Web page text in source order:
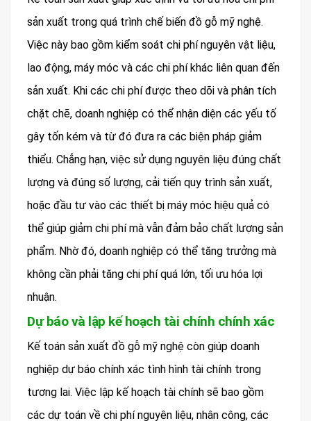
sản xuất trong quá trình chế biến đồ gỗ mỹ nghệ.
Việc này bao gồm kiểm soát chi phí nguyên vật liệu,
lao động, máy móc và các chi phí khác liên quan đến
sản xuất. Khi các chi phí được theo dõi và phân tích
chặt chẽ, doanh nghiệp có thể nhận diện các yếu tố
gây tốn kém và từ đó đưa ra các biện pháp giảm
thiểu. Chẳng hạn, việc sử dụng nguyên liệu đúng chất
lượng và đúng số lượng, cải tiến quy trình sản xuất,
hoặc đầu tư vào các thiết bị máy móc hiệu quả có
thể giúp giảm chi phí mà vẫn đảm bảo chất lượng sản
phẩm. Nhờ đó, doanh nghiệp có thể tăng trưởng mà
không cần phải tăng chi phí quá lớn, tối ưu hóa lợi
nhuận.
Dự báo và lập kế hoạch tài chính chính xác
Kế toán sản xuất đồ gỗ mỹ nghệ còn giúp doanh
nghiệp dự báo chính xác tình hình tài chính trong
tương lai. Việc lập kế hoạch tài chính sẽ bao gồm
các dự toán về chi phí nguyên liệu, nhân công, các